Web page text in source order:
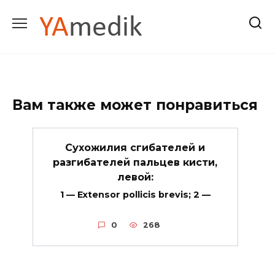
содержанию
Вам также может понравиться
Сухожилия сгибателей и
разгибателей пальцев кисти,
левой:
1 — Extensor pollicis brevis; 2 —
0 268